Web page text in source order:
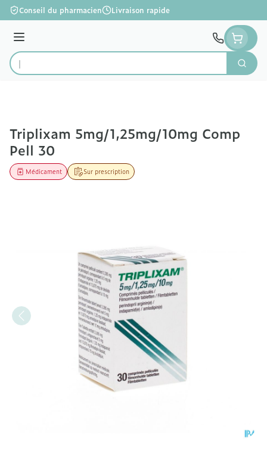
Aller au contenu
Conseil du pharmacien Livraison rapide
Menu
Rechercher
Triplixam 5mg/1,25mg/10mg Comp
Pell 30
Sur prescription
Médicament